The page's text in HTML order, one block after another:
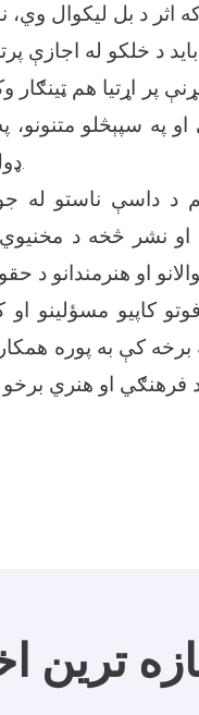
د بل لیکوال
پر اړتیا هم ټینګار
په سپېڅلو
ډول املایي او چاپي تېروتنه موجوده نه وي.
د داسې ناستو له
نشر څخه د
کاپيو مسؤلینو
برخه کې به پوره
ترین